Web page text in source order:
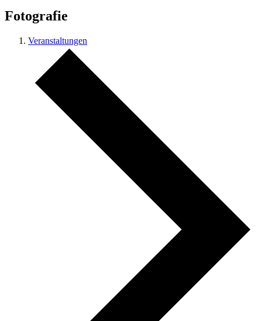
Fotografie
Veranstaltungen